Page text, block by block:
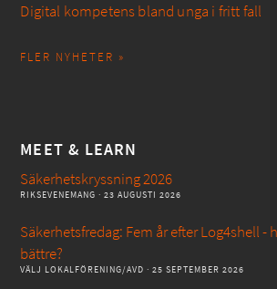
Digital kompetens bland unga i fritt fall
FLER NYHETER »
MEET & LEARN
Säkerhetskryssning 2026
RIKSEVENEMANG · 23 AUGUSTI 2026
Säkerhetsfredag: Fem år efter Log4shell -
bättre?
VÄLJ LOKALFÖRENING/AVD · 25 SEPTEMBER 2026